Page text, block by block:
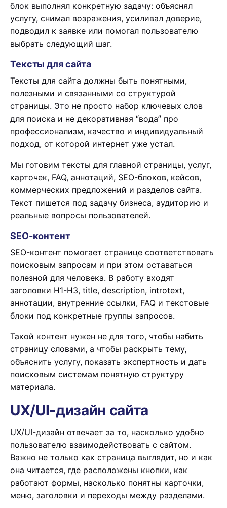
блок выполнял конкретную задачу: объяснял
услугу, снимал возражения, усиливал доверие,
подводил к заявке или помогал пользователю
выбрать следующий шаг.
Тексты для сайта
Тексты для сайта должны быть понятными,
полезными и связанными со структурой
страницы. Это не просто набор ключевых слов
для поиска и не декоративная “вода” про
профессионализм, качество и индивидуальный
подход, от которой интернет уже устал.
Мы готовим тексты для главной страницы, услуг,
карточек, FAQ, аннотаций, SEO-блоков, кейсов,
коммерческих предложений и разделов сайта.
Текст пишется под задачу бизнеса, аудиторию и
реальные вопросы пользователей.
SEO-контент
SEO-контент помогает странице соответствовать
поисковым запросам и при этом оставаться
полезной для человека. В работу входят
заголовки H1-H3, title, description, introtext,
аннотации, внутренние ссылки, FAQ и текстовые
блоки под конкретные группы запросов.
Такой контент нужен не для того, чтобы набить
страницу словами, а чтобы раскрыть тему,
объяснить услугу, показать экспертность и дать
поисковым системам понятную структуру
материала.
UX/UI-дизайн сайта
UX/UI-дизайн отвечает за то, насколько удобно
пользователю взаимодействовать с сайтом.
Важно не только как страница выглядит, но и как
она читается, где расположены кнопки, как
работают формы, насколько понятны карточки,
меню, заголовки и переходы между разделами.